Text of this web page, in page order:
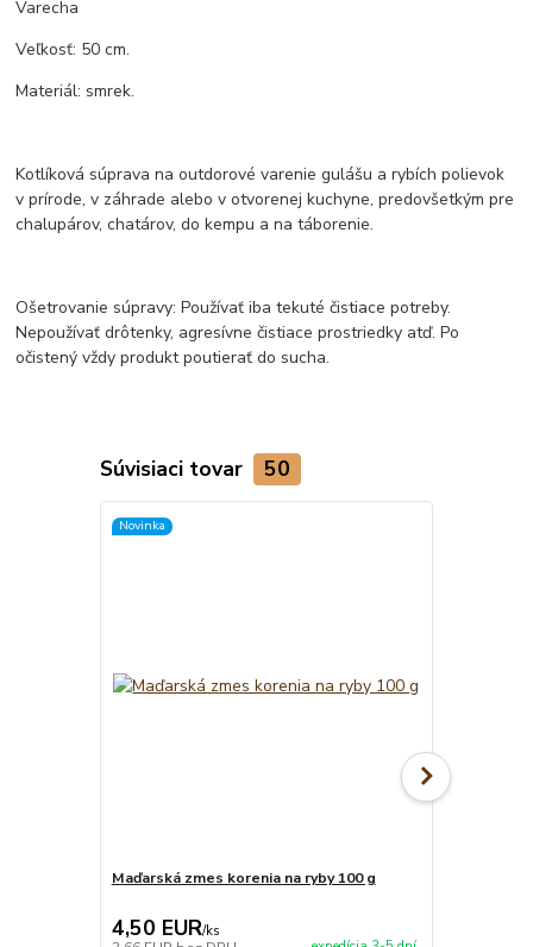
Varecha
Veľkosť: 50 cm.
Materiál: smrek.
Kotlíková súprava na outdorové varenie gulášu a rybích polievok
v prírode, v záhrade alebo v otvorenej kuchyne, predovšetkým pre
chalupárov, chatárov, do kempu a na táborenie.
Ošetrovanie súpravy: Používať iba tekuté čistiace potreby.
Nepoužívať drôtenky, agresívne čistiace prostriedky atď. Po
očistený vždy produkt poutierať do sucha.
Súvisiaci tovar 50
Novinka
Maďarská zmes korenia na ryby 100 g
4,50 EUR/ks